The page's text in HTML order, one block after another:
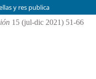
y res publica